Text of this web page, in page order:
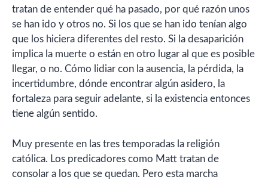
tratan de entender qué ha pasado, por qué razón unos
se han ido y otros no. Si los que se han ido tenían algo
que los hiciera diferentes del resto. Si la desaparición
implica la muerte o están en otro lugar al que es posible
llegar, o no. Cómo lidiar con la ausencia, la pérdida, la
incertidumbre, dónde encontrar algún asidero, la
fortaleza para seguir adelante, si la existencia entonces
tiene algún sentido.
Muy presente en las tres temporadas la religión
católica. Los predicadores como Matt tratan de
consolar a los que se quedan. Pero esta marcha